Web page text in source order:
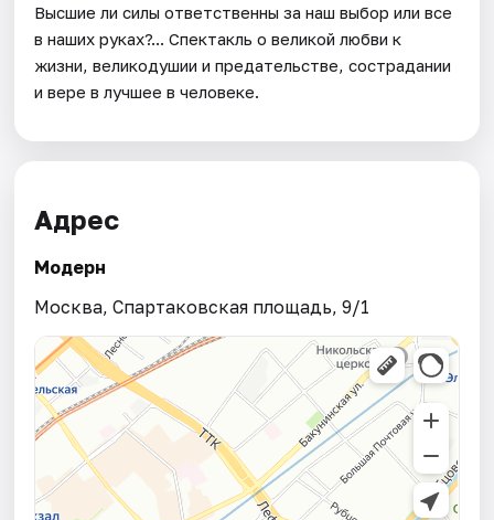
Высшие ли силы ответственны за наш выбор или все
в наших руках?... Спектакль о великой любви к
жизни, великодушии и предательстве, сострадании
и вере в лучшее в человеке.
Адрес
Модерн
Москва, Спартаковская площадь, 9/1